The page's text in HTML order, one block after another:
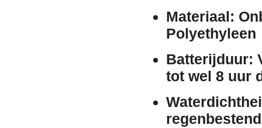
Materiaal:
Polyethyleen
Batterijduur:
tot wel 8 uur